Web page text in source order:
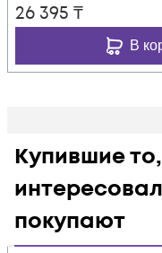
26 395 ₸
В
Купившие
покупают